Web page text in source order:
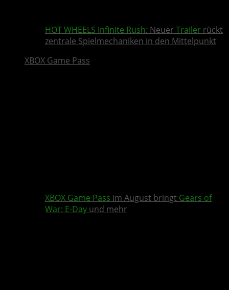
HOT WHEELS Infinite Rush: Neuer Trailer rückt
zentrale Spielmechaniken in den Mittelpunkt
XBOX Game Pass
XBOX Game Pass im August bringt Gears of
War: E-Day und mehr